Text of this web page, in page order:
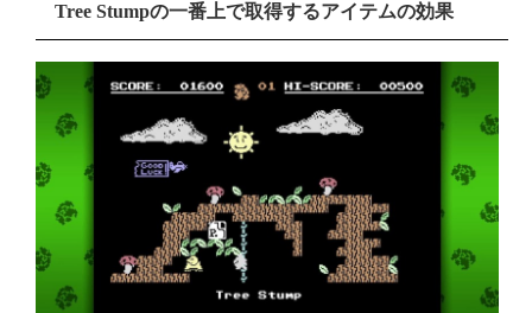
Tree Stumpの一番上で取得するアイテムの効果